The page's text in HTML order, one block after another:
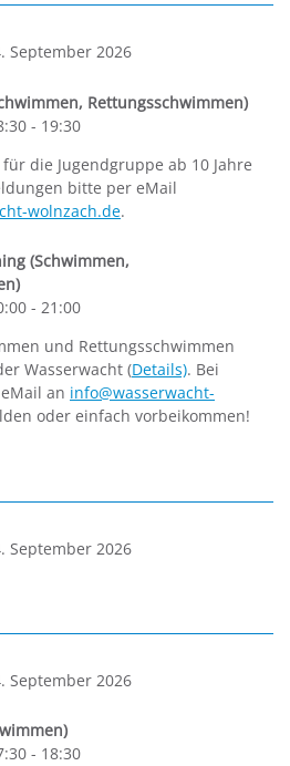
September 2026
Rettungsschwimmen)
- 19:30
die Jugendgruppe ab 10 Jahre
bitte per eMail
wolnzach.de.
(Schwimmen,
- 21:00
und Rettungsschwimmen
Wasserwacht (Details). Bei
an info@wasserwacht-
oder einfach vorbeikommen!
September 2026
September 2026
- 18:30